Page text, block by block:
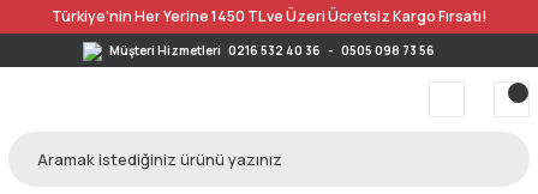
Türkiye’nin Her Yerine 1450 TL ve Üzeri Ücretsiz Kargo Fırsatı!
Müşteri Hizmetleri 0216 532 40 36 - 0505 098 73 56